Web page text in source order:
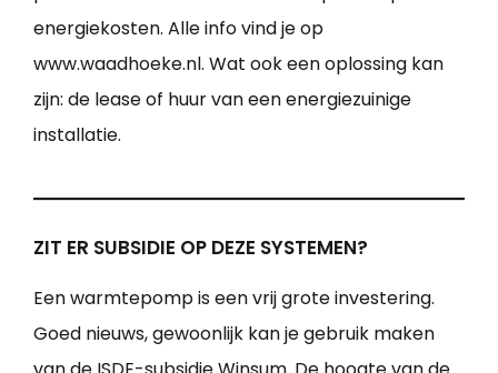
energiekosten. Alle info vind je op
www.waadhoeke.nl. Wat ook een oplossing kan
zijn: de lease of huur van een energiezuinige
installatie.
ZIT ER SUBSIDIE OP DEZE SYSTEMEN?
Een warmtepomp is een vrij grote investering.
Goed nieuws, gewoonlijk kan je gebruik maken